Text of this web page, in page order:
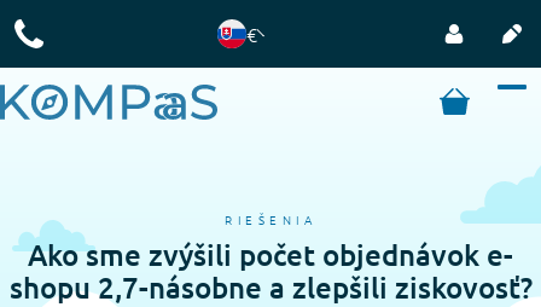
€
RIEŠENIA
Ako sme zvýšili počet objednávok e-
shopu 2,7-násobne a zlepšili ziskovosť?